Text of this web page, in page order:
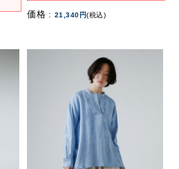
価格 : 21,340円(税込)